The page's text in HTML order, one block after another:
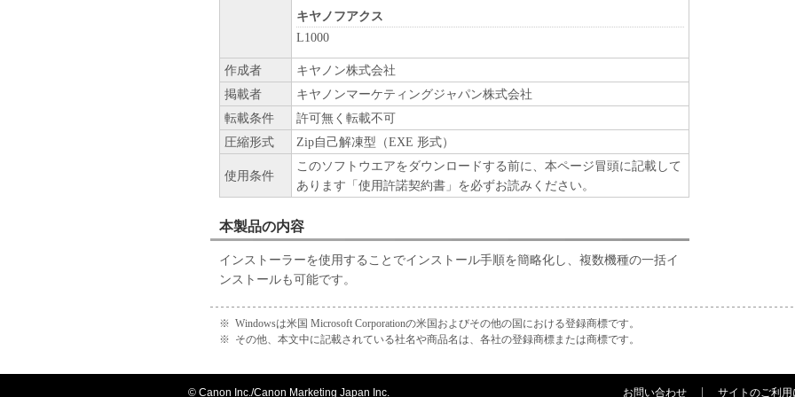
キヤノフアクス
L1000
作成者
キヤノン株式会社
掲載者
キヤノンマーケティングジャパン株式会社
転載条件
許可無く転載不可
圧縮形式
Zip自己解凍型（EXE 形式）
使用条件
このソフトウエアをダウンロードする前に、本ページ冒頭に記載して
あります「使用許諾契約書」を必ずお読みください。
本製品の内容
インストーラーを使用することでインストール手順を簡略化し、複数機種の一括イ
ンストールも可能です。
※ Windowsは米国 Microsoft Corporationの米国およびその他の国における登録商標です。
※ その他、本文中に記載されている社名や商品名は、各社の登録商標または商標です。
お問い合わせ サイトのご利用
© Canon Inc./Canon Marketing Japan Inc.